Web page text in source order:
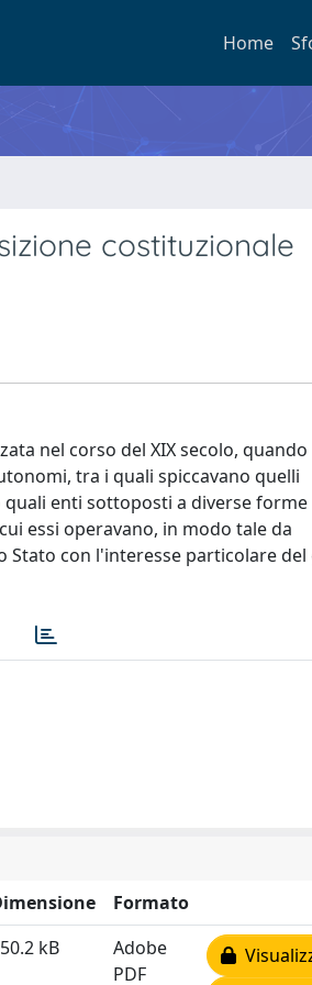
Home
costituzionale
nel corso del XIX secolo,
tra i quali spiccavano quelli
enti sottoposti a diverse
essi operavano, in modo tale da
Stato con l'interesse particolare
Formato
kB
Adobe
PDF